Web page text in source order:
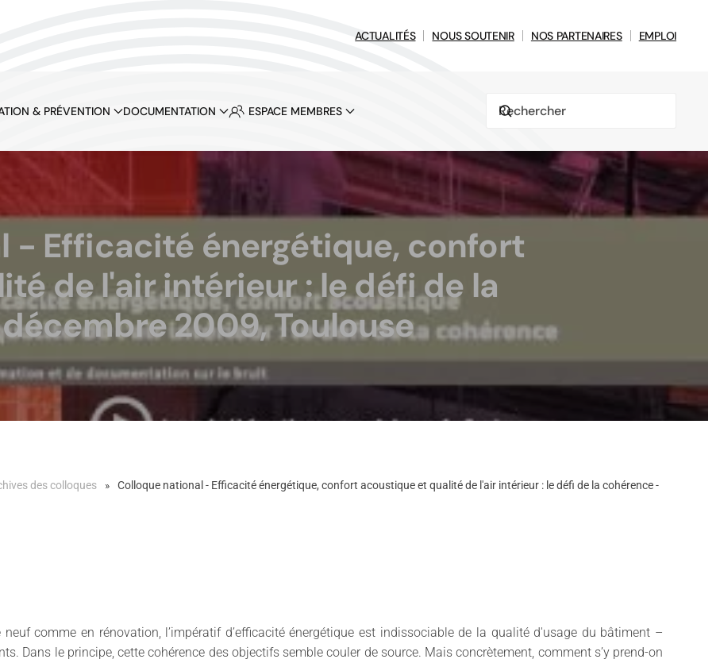
ACTUALITÉS NOUS SOUTENIR NOS PARTENAIRES EMPLOI
& PRÉVENTION DOCUMENTATION ESPACE MEMBRES
- Efficacité énergétique, confort
de l'air intérieur : le défi de la
2009, Toulouse
des colloques
Colloque national - Efficacité énergétique, confort acoustique et qualité de l'air intérieur : le défi de la cohérence -
neuf comme en rénovation, l’impératif d’efficacité énergétique est indissociable de la qualité d'usage du bâtiment –
Dans le principe, cette cohérence des objectifs semble couler de source. Mais concrètement, comment s’y prend-on